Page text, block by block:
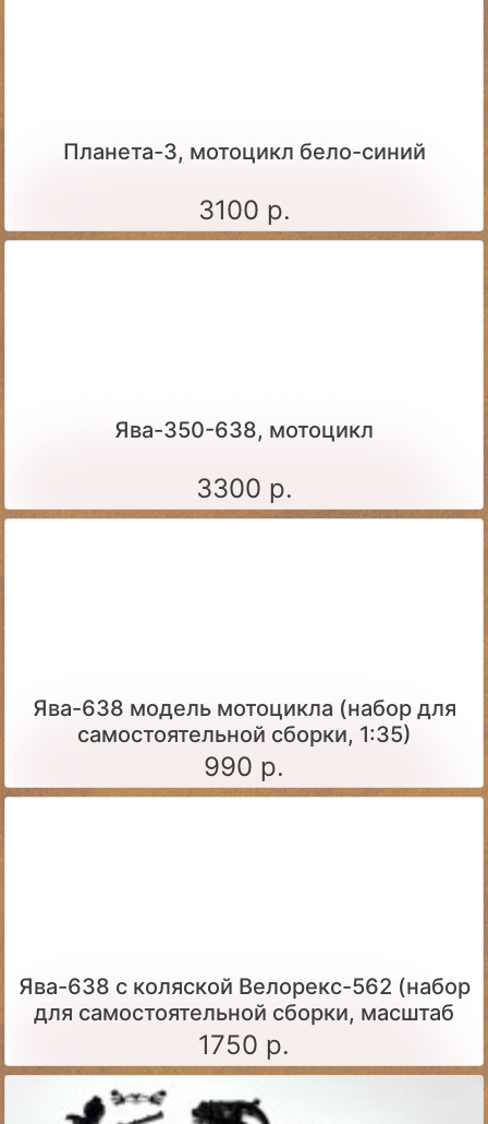
Планета-3, мотоцикл бело-синий
3100 р.
Ява-350-638, мотоцикл
3300 р.
Ява-638 модель мотоцикла (набор для
самостоятельной сборки, 1:35)
990 р.
Ява-638 с коляской Велорекс-562 (набор
для самостоятельной сборки, масштаб
1:43)
1750 р.